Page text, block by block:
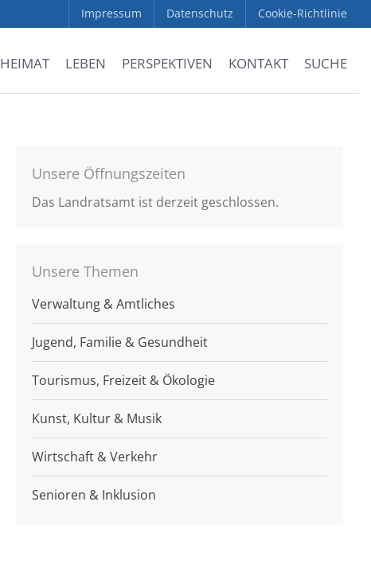
Impressum Datenschutz Cookie-Richtlinie
HEIMAT LEBEN PERSPEKTIVEN KONTAKT SUCHE
Unsere Öffnungszeiten
Das Landratsamt ist derzeit geschlossen.
Unsere Themen
Verwaltung & Amtliches
Jugend, Familie & Gesundheit
Tourismus, Freizeit & Ökologie
Kunst, Kultur & Musik
Wirtschaft & Verkehr
Senioren & Inklusion